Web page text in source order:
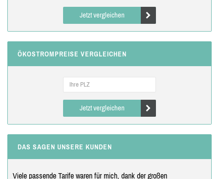
Jetzt vergleichen
ÖKOSTROMPREISE VERGLEICHEN
Jetzt vergleichen
DAS SAGEN UNSERE KUNDEN
Viele passende Tarife waren für mich, dank der großen